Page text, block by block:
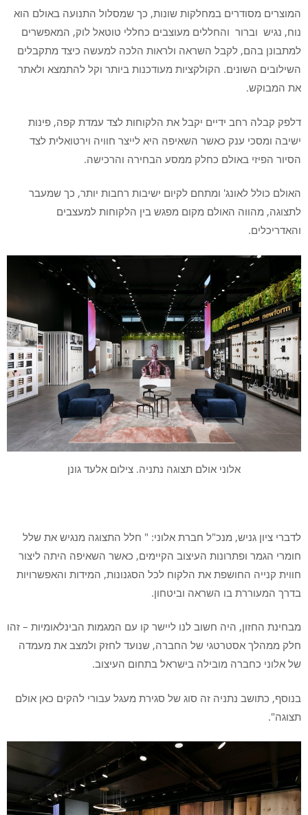
המוצרים מסודרים במחלקות שונות, כך שמסלול התנועה באולם הוא
נוח, נגיש וברור והחללים מעוצבים כחללי טוטאל לוק, המאפשרים
למתבונן בהם, לקבל השראה ולראות הלכה למעשה כיצד מתקבלים
השילובים השונים. הקולקציות מעודכנות ביותר וקל להתמצא ולאתר
את המבוקש.
דלפק קבלה רחב ידיים יקבל את הלקוחות לצד עמדת קפה, פינות
ישיבה ומסכי ענק כאשר השאיפה היא לייצר חוויה וירטואלית לצד
הסיור הפיזי באולם כחלק ממסע הבחירה והרכישה.
האולם כולל לאונג' ומתחם לקיום ישיבות רחבות יותר, כך שמעבר
לתצוגה, מהווה האולם מקום מפגש בין הלקוחות למעצבים
והאדריכלים.
אלוני אולם תצוגה נתניה. צילום אלעד גונן
לדברי ציון גניש, מנכ"ל חברת אלוני: " חלל התצוגה מנגיש את שלל
חומרי הגמר ופתרונות העיצוב הקיימים, כאשר השאיפה היתה ליצור
חווית קנייה החושפת את הלקוח לכל הסגנונות, המידות והאפשרויות
בדרך המעוררת בו השראה וביטחון.
מבחינת החזון, היה חשוב לנו ליישר קו עם המגמות הבינלאומיות – זהו
חלק ממהלך אסטרטגי של החברה, שנועד לחזק ולמצב את מעמדה
של אלוני כחברה מובילה בישראל בתחום העיצוב.
בנוסף, כתושב נתניה זה סוג של סגירת מעגל עבורי להקים כאן אולם
תצוגה".